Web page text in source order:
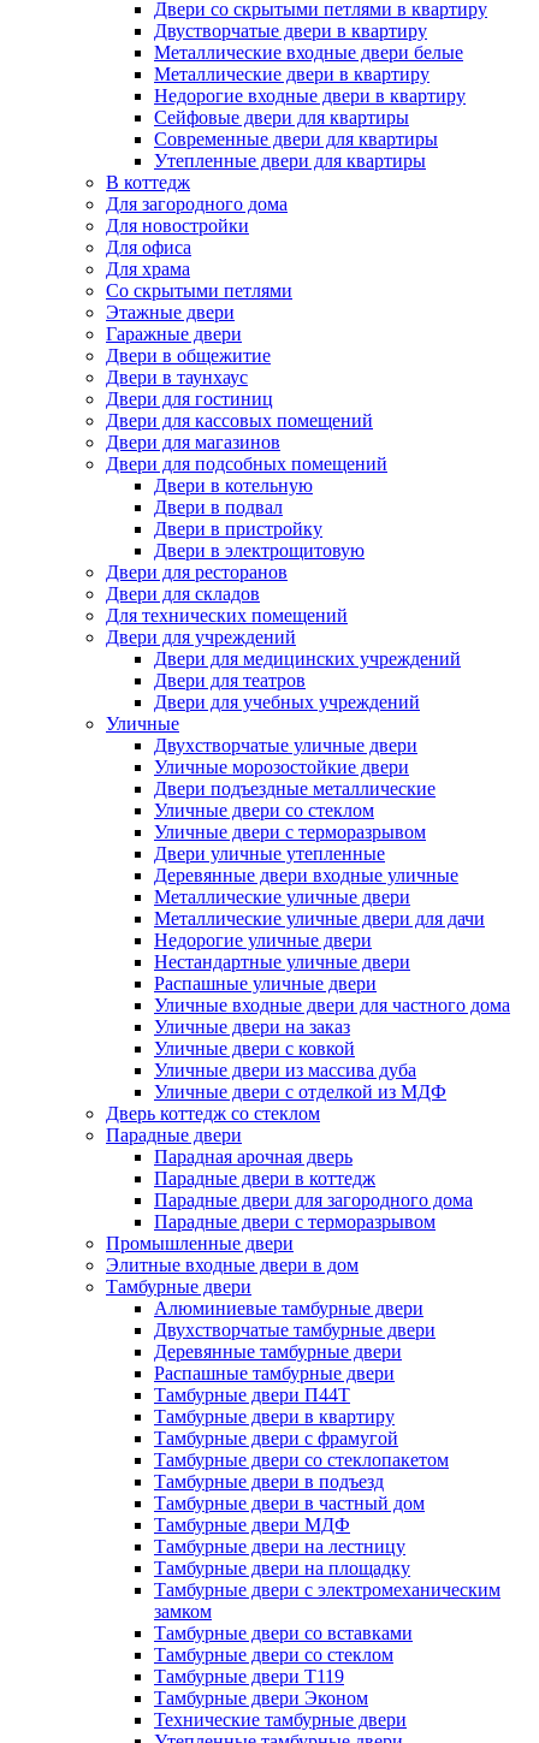
Двери со скрытыми петлями в квартиру
Двустворчатые двери в квартиру
Металлические входные двери белые
Металлические двери в квартиру
Недорогие входные двери в квартиру
Сейфовые двери для квартиры
Современные двери для квартиры
Утепленные двери для квартиры
В коттедж
Для загородного дома
Для новостройки
Для офиса
Для храма
Со скрытыми петлями
Этажные двери
Гаражные двери
Двери в общежитие
Двери в таунхаус
Двери для гостиниц
Двери для кассовых помещений
Двери для магазинов
Двери для подсобных помещений
Двери в котельную
Двери в подвал
Двери в пристройку
Двери в электрощитовую
Двери для ресторанов
Двери для складов
Для технических помещений
Двери для учреждений
Двери для медицинских учреждений
Двери для театров
Двери для учебных учреждений
Уличные
Двухстворчатые уличные двери
Уличные морозостойкие двери
Двери подъездные металлические
Уличные двери со стеклом
Уличные двери с терморазрывом
Двери уличные утепленные
Деревянные двери входные уличные
Металлические уличные двери
Металлические уличные двери для дачи
Недорогие уличные двери
Нестандартные уличные двери
Распашные уличные двери
Уличные входные двери для частного дома
Уличные двери на заказ
Уличные двери с ковкой
Уличные двери из массива дуба
Уличные двери с отделкой из МДФ
Дверь коттедж со стеклом
Парадные двери
Парадная арочная дверь
Парадные двери в коттедж
Парадные двери для загородного дома
Парадные двери с терморазрывом
Промышленные двери
Элитные входные двери в дом
Тамбурные двери
Алюминиевые тамбурные двери
Двухстворчатые тамбурные двери
Деревянные тамбурные двери
Распашные тамбурные двери
Тамбурные двери П44Т
Тамбурные двери в квартиру
Тамбурные двери с фрамугой
Тамбурные двери со стеклопакетом
Тамбурные двери в подъезд
Тамбурные двери в частный дом
Тамбурные двери МДФ
Тамбурные двери на лестницу
Тамбурные двери на площадку
Тамбурные двери с электромеханическим
замком
Тамбурные двери со вставками
Тамбурные двери со стеклом
Тамбурные двери Т119
Тамбурные двери Эконом
Технические тамбурные двери